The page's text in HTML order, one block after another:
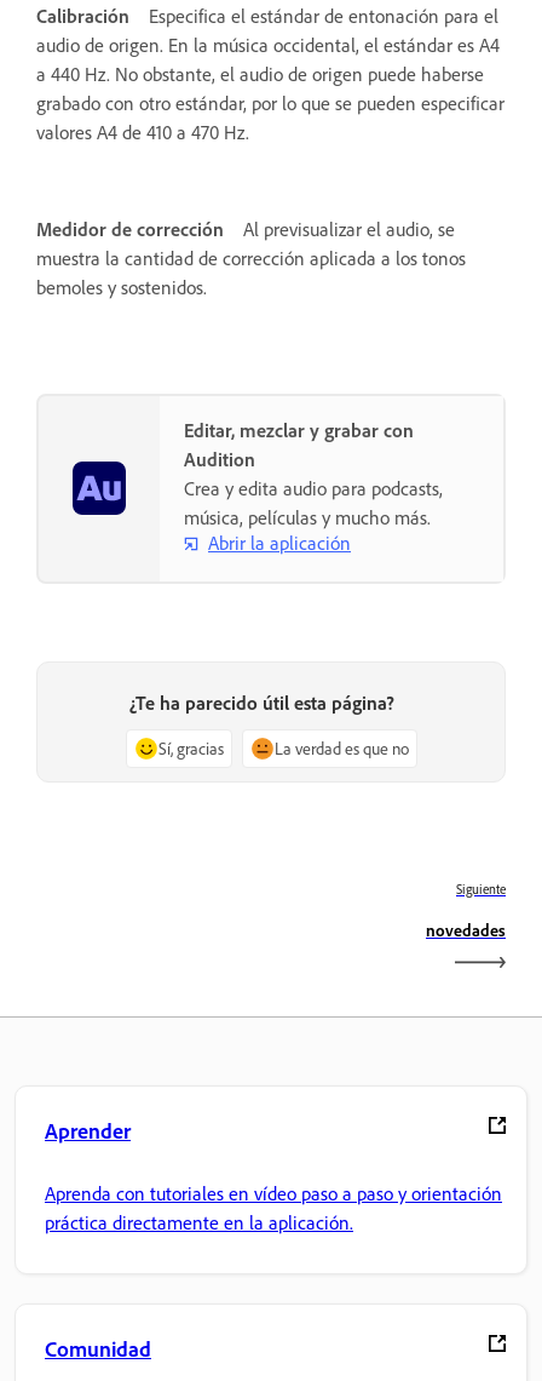
Calibración
Especifica el estándar de entonación para el
audio de origen. En la música occidental, el estándar es A4
a 440 Hz. No obstante, el audio de origen puede haberse
grabado con otro estándar, por lo que se pueden especificar
valores A4 de 410 a 470 Hz.
Medidor de corrección
Al previsualizar el audio, se
muestra la cantidad de corrección aplicada a los tonos
bemoles y sostenidos.
Editar, mezclar y grabar con
Audition
Crea y edita audio para podcasts,
música, películas y mucho más.
Abrir la aplicación
¿Te ha parecido útil esta página?
Sí, gracias La verdad es que no
Siguiente
novedades
Aprender
Aprenda con tutoriales en vídeo paso a paso y orientación
práctica directamente en la aplicación.
Comunidad